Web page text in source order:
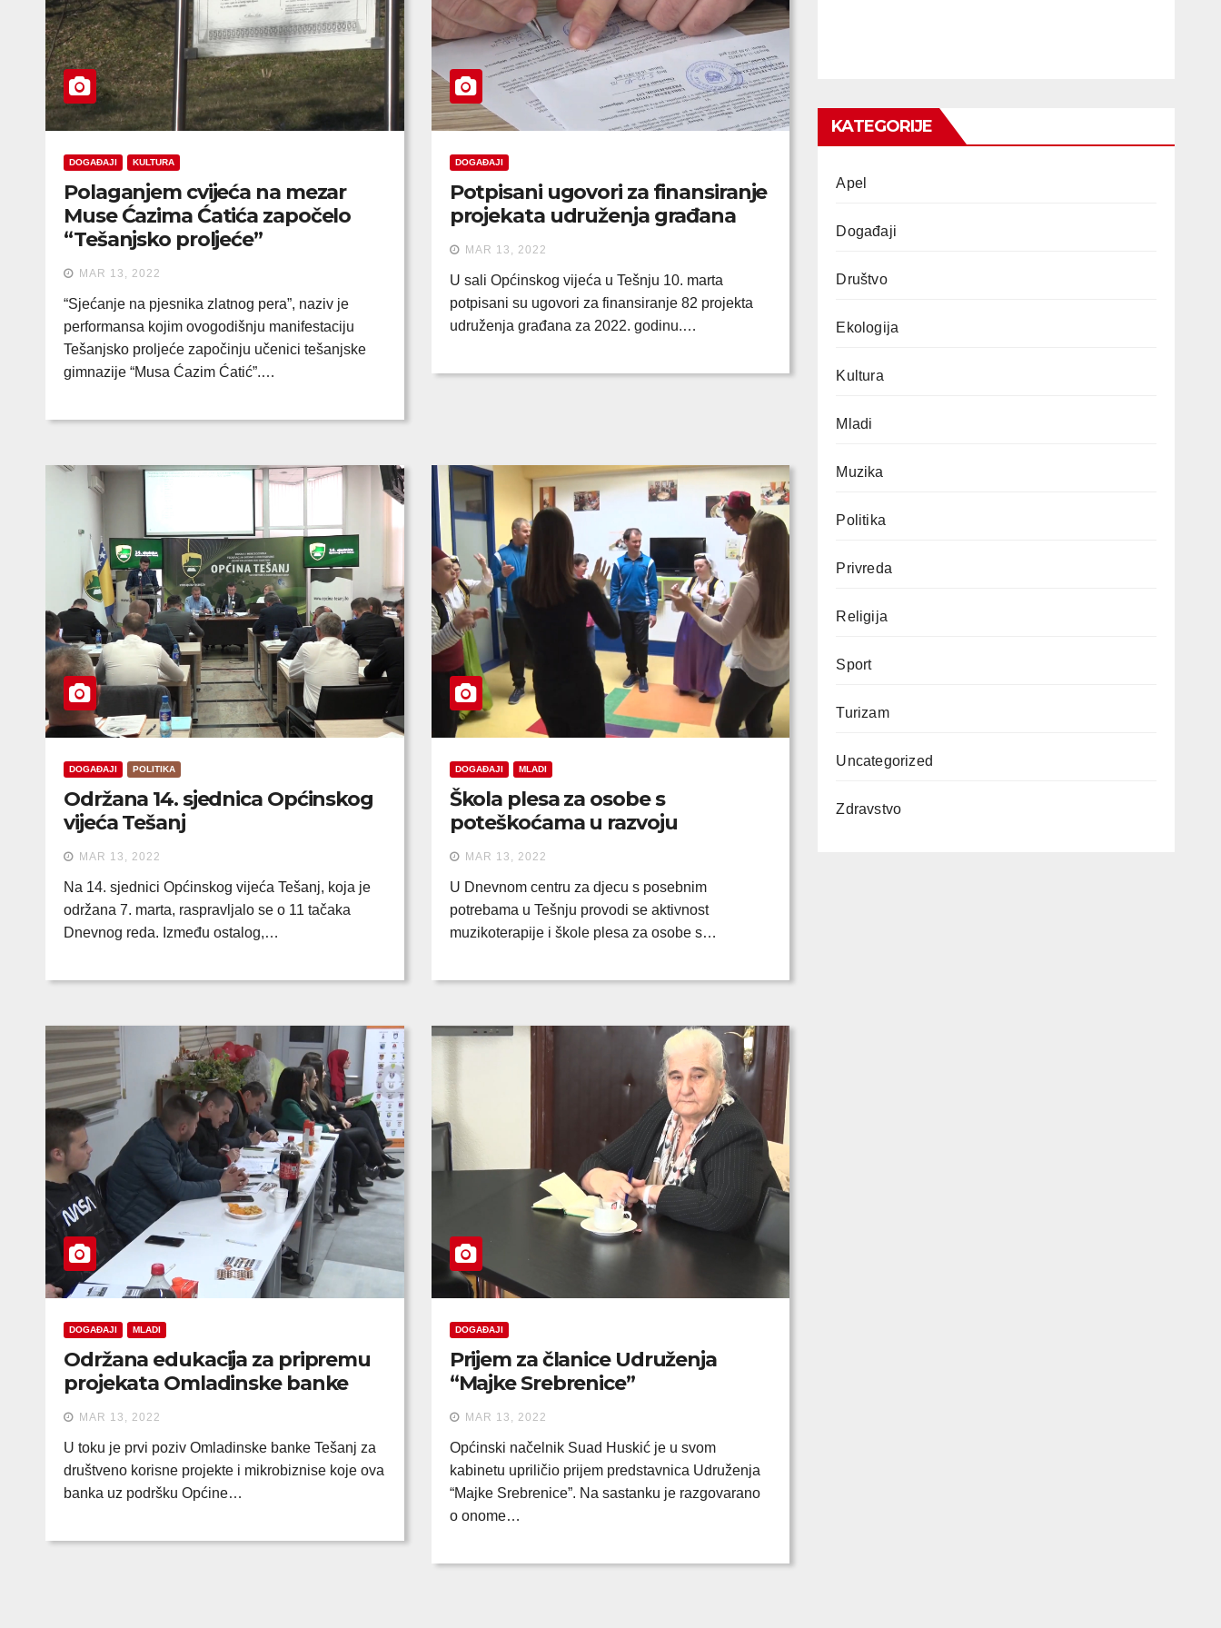
DOGAĐAJI KULTURA
Polaganjem cvijeća na mezar
Muse Ćazima Ćatića započelo
“Tešanjsko proljeće”
MAR 13, 2022
“Sjećanje na pjesnika zlatnog pera”, naziv je
performansa kojim ovogodišnju manifestaciju
Tešanjsko proljeće započinju učenici tešanjske
gimnazije “Musa Ćazim Ćatić”.…
DOGAĐAJI
Potpisani ugovori za finansiranje
projekata udruženja građana
MAR 13, 2022
U sali Općinskog vijeća u Tešnju 10. marta
potpisani su ugovori za finansiranje 82 projekta
udruženja građana za 2022. godinu.…
DOGAĐAJI POLITIKA
Održana 14. sjednica Općinskog
vijeća Tešanj
MAR 13, 2022
Na 14. sjednici Općinskog vijeća Tešanj, koja je
održana 7. marta, raspravljalo se o 11 tačaka
Dnevnog reda. Između ostalog,…
DOGAĐAJI MLADI
Škola plesa za osobe s
poteškoćama u razvoju
MAR 13, 2022
U Dnevnom centru za djecu s posebnim
potrebama u Tešnju provodi se aktivnost
muzikoterapije i škole plesa za osobe s…
DOGAĐAJI MLADI
Održana edukacija za pripremu
projekata Omladinske banke
MAR 13, 2022
U toku je prvi poziv Omladinske banke Tešanj za
društveno korisne projekte i mikrobiznise koje ova
banka uz podršku Općine…
DOGAĐAJI
Prijem za članice Udruženja
“Majke Srebrenice”
MAR 13, 2022
Općinski načelnik Suad Huskić je u svom
kabinetu upriličio prijem predstavnica Udruženja
“Majke Srebrenice”. Na sastanku je razgovarano
o onome…
KATEGORIJE
Apel
Događaji
Društvo
Ekologija
Kultura
Mladi
Muzika
Politika
Privreda
Religija
Sport
Turizam
Uncategorized
Zdravstvo